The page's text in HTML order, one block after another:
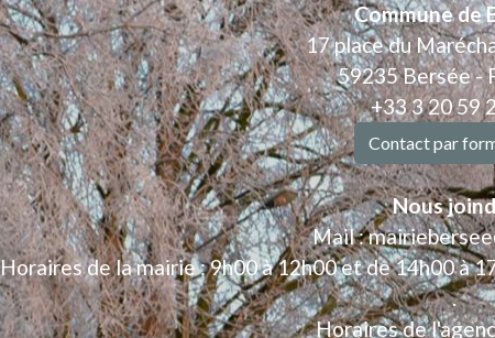
Commune de
17 place du
59235 Bersée -
+33 3 20 59
Contact par
Nous
Mail :
Horaires de la mairie : 9h00 à 12h00 et de 14h00 à
.
Horaires de